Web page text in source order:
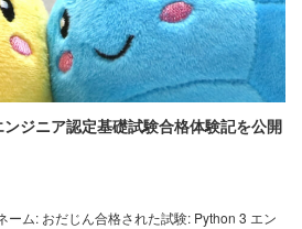
ジニア認定基礎試験合格体験記を公開
ム: おだじん合格された試験: Python 3 エン